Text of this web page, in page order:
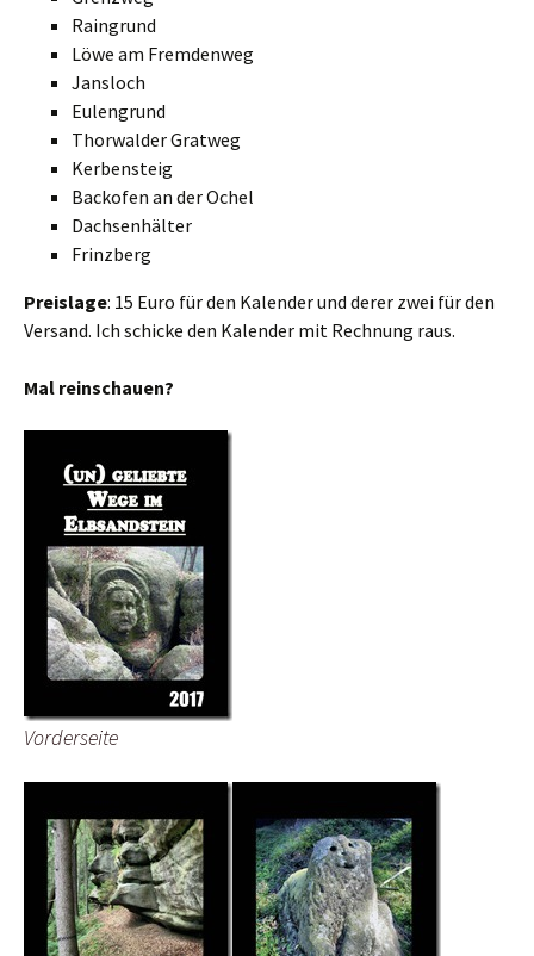
Raingrund
Löwe am Fremdenweg
Jansloch
Eulengrund
Thorwalder Gratweg
Kerbensteig
Backofen an der Ochel
Dachsenhälter
Frinzberg
Preislage: 15 Euro für den Kalender und derer zwei für den
Versand. Ich schicke den Kalender mit Rechnung raus.
Mal reinschauen?
Vorderseite